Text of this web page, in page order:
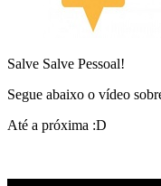
Salve Salve Pessoal!
Segue abaixo o vídeo
Até a próxima :D